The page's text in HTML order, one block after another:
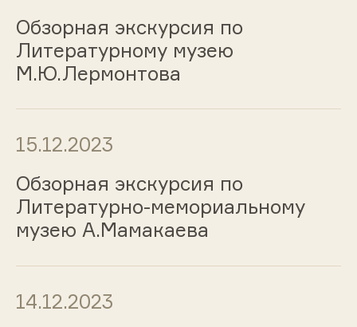
Обзорная экскурсия по
Литературному музею
М.Ю.Лермонтова
15.12.2023
Обзорная экскурсия по
Литературно-мемориальному
музею А.Мамакаева
14.12.2023